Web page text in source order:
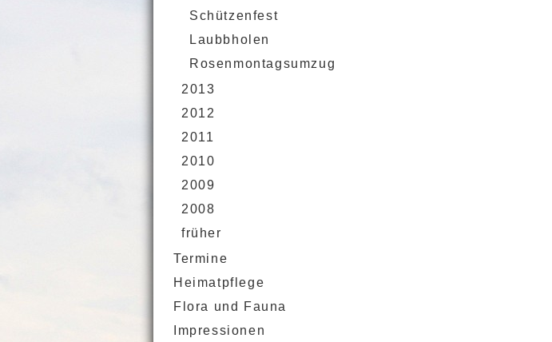
Schützenfest
Laubbholen
Rosenmontagsumzug
2013
2012
2011
2010
2009
2008
früher
Termine
Heimatpflege
Flora und Fauna
Impressionen